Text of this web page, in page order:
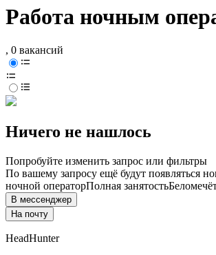
Работа ночным
, 0 вакансий
Ничего не нашлось
Попробуйте изменить запрос или фильтры
По вашему запросу ещё будут появляться
ночной операторПолная занятость
В мессенджер
На почту
HeadHunter